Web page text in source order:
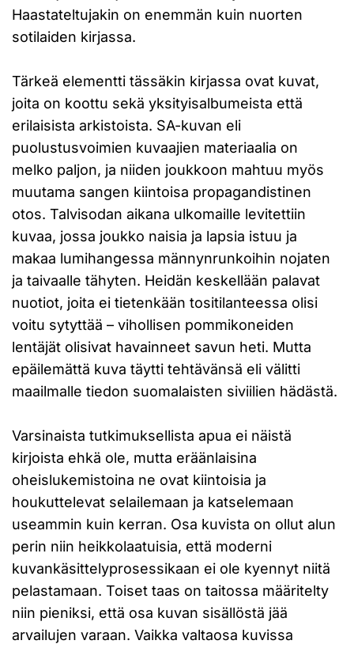
Haastateltujakin on enemmän kuin nuorten
sotilaiden kirjassa.
Tärkeä elementti tässäkin kirjassa ovat kuvat,
joita on koottu sekä yksityisalbumeista että
erilaisista arkistoista. SA-kuvan eli
puolustusvoimien kuvaajien materiaalia on
melko paljon, ja niiden joukkoon mahtuu myös
muutama sangen kiintoisa propagandistinen
otos. Talvisodan aikana ulkomaille levitettiin
kuvaa, jossa joukko naisia ja lapsia istuu ja
makaa lumihangessa männynrunkoihin nojaten
ja taivaalle tähyten. Heidän keskellään palavat
nuotiot, joita ei tietenkään tositilanteessa olisi
voitu sytyttää – vihollisen pommikoneiden
lentäjät olisivat havainneet savun heti. Mutta
epäilemättä kuva täytti tehtävänsä eli välitti
maailmalle tiedon suomalaisten siviilien hädästä.
Varsinaista tutkimuksellista apua ei näistä
kirjoista ehkä ole, mutta eräänlaisina
oheislukemistoina ne ovat kiintoisia ja
houkuttelevat selailemaan ja katselemaan
useammin kuin kerran. Osa kuvista on ollut alun
perin niin heikkolaatuisia, että moderni
kuvankäsittelyprosessikaan ei ole kyennyt niitä
pelastamaan. Toiset taas on taitossa määritelty
niin pieniksi, että osa kuvan sisällöstä jää
arvailujen varaan. Vaikka valtaosa kuvissa